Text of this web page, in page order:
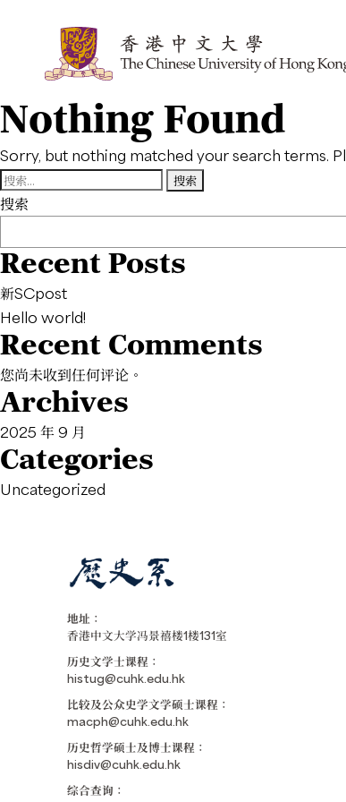
Nothing Found
Sorry, but nothing matched your search terms.
搜
索：
搜索
Recent Posts
新SCpost
Hello world!
Recent Comments
您尚未收到任何评论。
Archives
2025 年 9 月
Categories
Uncategorized
地址：
香港中文大学冯景禧楼1楼131室
历史文学士课程：
histug@cuhk.edu.hk
比较及公众史学文学硕士课程：
macph@cuhk.edu.hk
历史哲学硕士及博士课程：
hisdiv@cuhk.edu.hk
综合查询：